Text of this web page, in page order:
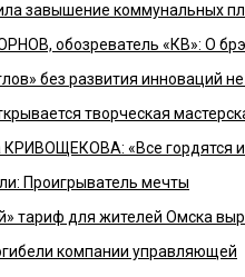
завышение коммунальных
обозреватель «КВ»: О
без развития инноваций
творческая
КРИВОЩЕКОВА: «Все гордятся
Проигрыватель мечты
тариф для жителей Омска
компании управляющей